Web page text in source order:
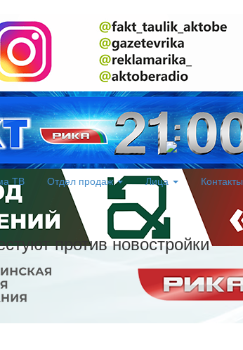
ТВ Отдел продаж Лица Контакты
против новостройки